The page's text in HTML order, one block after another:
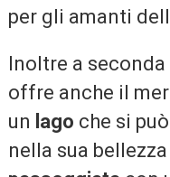
per gli amanti
Inoltre a
offre anche il
un lago che si
nella sua